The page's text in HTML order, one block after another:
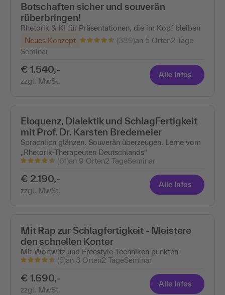
Botschaften sicher und souverän
rüberbringen!
Rhetorik & KI für Präsentationen, die im Kopf bleiben
Neues Konzept
(389)an 5 Orten2 Tage
Seminar
€ 1.540,-
zzgl. MwSt.
Alle Infos
Eloquenz, Dialektik und SchlagFertigkeit
mit Prof. Dr. Karsten Bredemeier
Sprachlich glänzen. Souverän überzeugen. Lerne vom
„Rhetorik-Therapeuten Deutschlands“
(61)an 9 Orten2 TageSeminar
€ 2.190,-
zzgl. MwSt.
Alle Infos
Mit Rap zur Schlagfertigkeit - Meistere
den schnellen Konter
Mit Wortwitz und Freestyle-Techniken punkten
(5)an 3 Orten2 TageSeminar
€ 1.690,-
zzgl. MwSt.
Alle Infos